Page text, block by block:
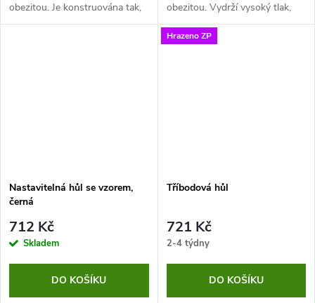
obezitou. Je konstruována tak,
aby vydržela i velký tlak a stále
obezitou. Vydrží vysoký tlak,
má nosnost až 226 kg a navíc
je vybavena protiskluzovými
Nastavitelná hůl se vzorem,
černá
712 Kč
Skladem
DO KOŠÍKU
Hrazeno ZP
Tříbodová hůl
721 Kč
2-4 týdny
DO KOŠÍKU